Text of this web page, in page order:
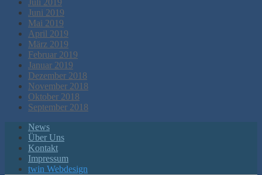
Juli 2019
Juni 2019
Mai 2019
April 2019
März 2019
Februar 2019
Januar 2019
Dezember 2018
November 2018
Oktober 2018
September 2018
News
Über Uns
Kontakt
Impressum
twin Webdesign